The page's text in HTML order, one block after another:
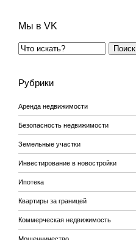
Мы в VK
Поиск
Рубрики
Аренда недвижимости
Безопасность недвижимости
Земельные участки
Инвестирование в новостройки
Ипотека
Квартиры за границей
Коммерческая недвижимость